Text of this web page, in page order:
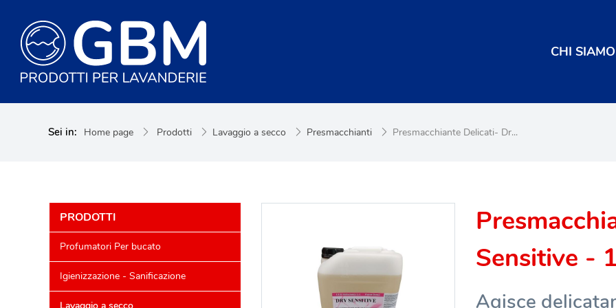
CHI SIAMO
Sei in: Home page Prodotti Lavaggio a secco Presmacchianti Presmacchiante Delicati- Dr...
PRODOTTI
Profumatori Per bucato
Igienizzazione - Sanificazione
Sensitive -
Agisce